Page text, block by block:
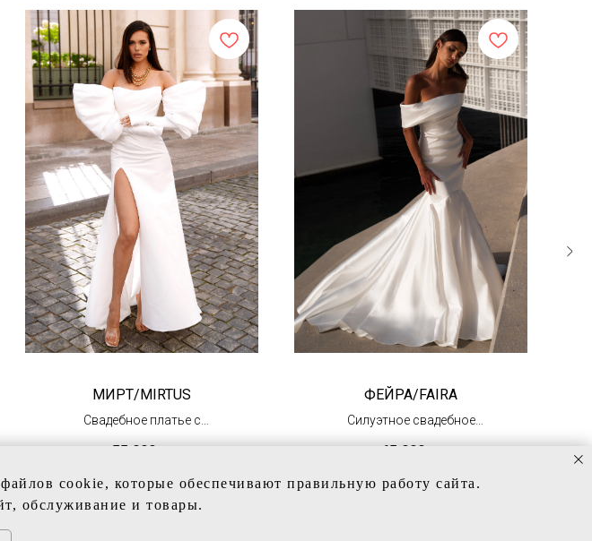
МИРТ/MIRTUS
Свадебное платье с
55 000
ФЕЙРА/FAIRA
Силуэтное свадебное
65 000
cookie, которые обеспечивают правильную работу сайта.
обслуживание и товары.